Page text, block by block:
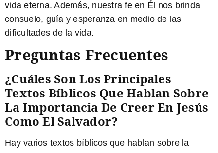
vida eterna. Además, nuestra fe en Él nos brinda
consuelo, guía y esperanza en medio de las
dificultades de la vida.
Preguntas Frecuentes
¿Cuáles Son Los Principales
Textos Bíblicos Que Hablan Sobre
La Importancia De Creer En Jesús
Como El Salvador?
Hay varios textos bíblicos que hablan sobre la